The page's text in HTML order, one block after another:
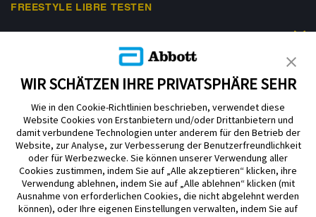
FREESTYLE LIBRE TESTEN
RECHTLICHES
Nutzungsbedingungen Datenschutzerklärung
Impressum
Cookie-Präferenzen
ADC-2645099 v9.0
© 2026 Abbott. Alle Rechte vorbehalten. Libre, das Schmetterlingslogo, die
Form und das Erscheinungsbild des Sensors, die Farbe Gelb sowie
WIR SCHÄTZEN IHRE PRIVATSPHÄRE SEHR
Wie in den Cookie-Richtlinien beschrieben, verwendet diese
Website Cookies von Erstanbietern und/oder Drittanbietern und
damit verbundene Technologien unter anderem für den Betrieb der
Website, zur Analyse, zur Verbesserung der Benutzerfreundlichkeit
oder für Werbezwecke. Sie können unserer Verwendung aller
Cookies zustimmen, indem Sie auf „Alle akzeptieren“ klicken, ihre
Verwendung ablehnen, indem Sie auf „Alle ablehnen“ klicken (mit
Ausnahme von erforderlichen Cookies, die nicht abgelehnt werden
können), oder Ihre eigenen Einstellungen verwalten, indem Sie auf